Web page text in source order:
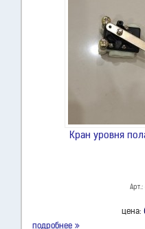
Кран уровня
Арт.:
цена:
подробнее